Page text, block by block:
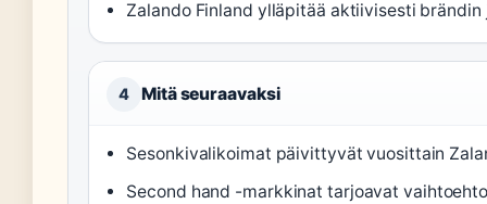
Zalando Finland ylläpitää aktiivisesti
4 Mitä seuraavaksi
Sesonkivalikoimat päivittyvät vuosittain
Second hand -markkinat tarjoavat